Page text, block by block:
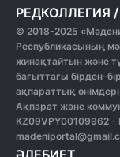
РЕДКОЛЛЕГИЯ /
© 2018-2025
Республикасының
жинақтайтын және
бағыттағы бірден-
ақпараттық
Ақпарат және
KZ09VPY00109962 -